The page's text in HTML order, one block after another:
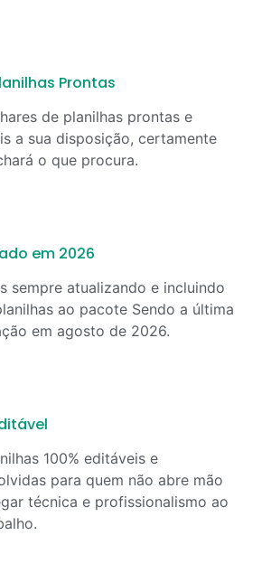
Prontas
de planilhas prontas e
a sua disposição, certamente
o que procura.
em 2026
sempre atualizando e incluindo
ao pacote Sendo a última
em agosto de 2026.
100% editáveis e
para quem não abre mão
técnica e profissionalismo ao